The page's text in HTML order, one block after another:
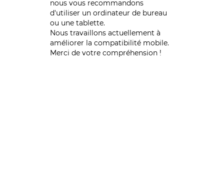
nous vous recommandons
d'utiliser un ordinateur de bureau
ou une tablette.
Nous travaillons actuellement à
améliorer la compatibilité mobile.
Merci de votre compréhension !